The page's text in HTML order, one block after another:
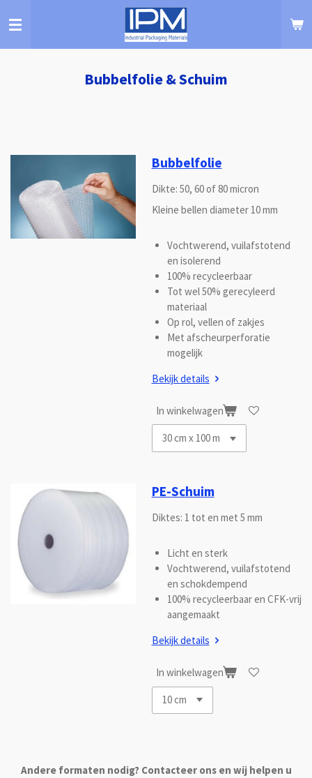
direct
Bubbelfolie & Schuim
Bubbelfolie
Dikte: 50, 60 of 80 micron
Kleine bellen diameter 10 mm
Vochtwerend, vuilafstotend
en isolerend
100% recycleerbaar
Tot wel 50% gerecyleerd
materiaal
Op rol, vellen of zakjes
Met afscheurperforatie
mogelijk
Bekijk details
In winkelwagen
PE-Schuim
Diktes: 1 tot en met 5 mm
Licht en sterk
Vochtwerend, vuilafstotend
en schokdempend
100% recycleerbaar en CFK-vrij
aangemaakt
Bekijk details
In winkelwagen
Andere formaten nodig? Contacteer ons en wij helpen u